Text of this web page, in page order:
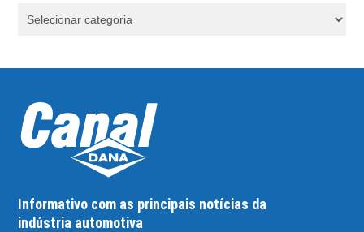
Informativo com as principais notícias da
indústria automotiva